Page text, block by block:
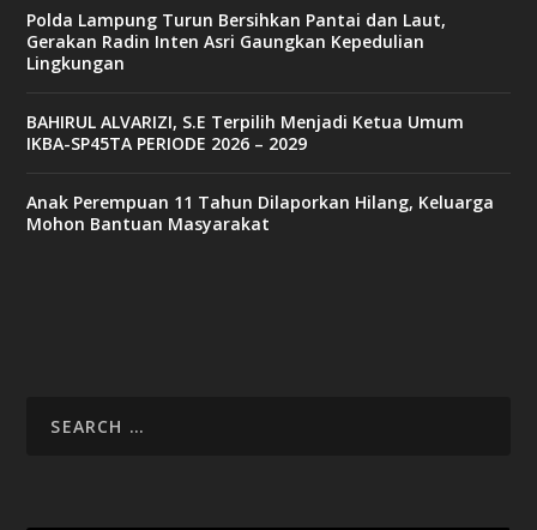
Polda Lampung Turun Bersihkan Pantai dan Laut,
Gerakan Radin Inten Asri Gaungkan Kepedulian
Lingkungan
BAHIRUL ALVARIZI, S.E Terpilih Menjadi Ketua Umum
IKBA-SP45TA PERIODE 2026 – 2029
Anak Perempuan 11 Tahun Dilaporkan Hilang, Keluarga
Mohon Bantuan Masyarakat